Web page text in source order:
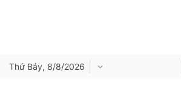
Thứ Bảy, 8/8/2026